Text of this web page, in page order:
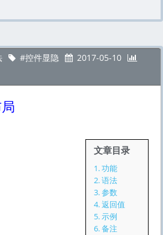
控件显隐
2017-05-10
文章目录
1.功能
2.语法
3.参数
4.返回值
5.示例
6.备注